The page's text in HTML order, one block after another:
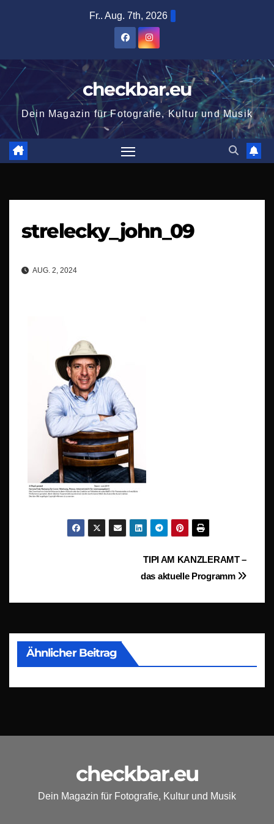
Fr.. Aug. 7th, 2026
checkbar.eu
Dein Magazin für Fotografie, Kultur und Musik
strelecky_john_09
AUG. 2, 2024
Beitragsnavigation
TIPI AM KANZLERAMT –
das aktuelle Programm
Ähnlicher Beitrag
checkbar.eu
Dein Magazin für Fotografie, Kultur und Musik